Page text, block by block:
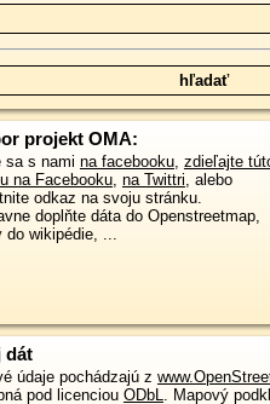
projekt OMA:
sa s nami na facebooku, zdieľajte
na Facebooku, na Twittri, alebo
odkaz na svoju stránku.
doplňte dáta do Openstreetmap,
do wikipédie, ...
dát
údaje pochádzajú z
pod licenciou ODbL. Mapový